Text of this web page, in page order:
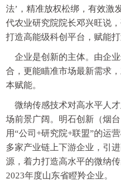
法’，精准放权松绑，有效激
代农业研究院院长邓兴旺说
打造高能级科创平台，赋能
企业是创新的主体。由企
合，更能瞄准市场最新需求
本赋能。
微纳传感技术对高水平人
场前景广阔。明石创新（烟
用“公司+研究院+联盟”的运
多家产业链上下游企业，引
源，着力打造高水平的微纳
2023年度山东省瞪羚企业。